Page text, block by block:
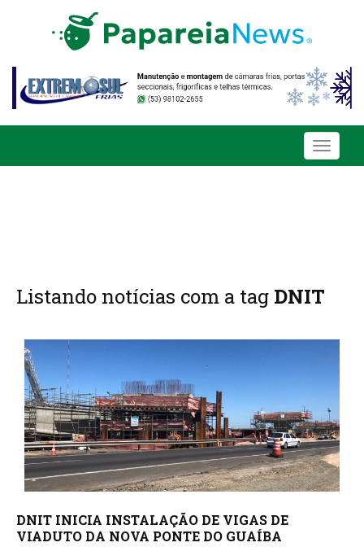
Toggle
Listando notícias com a tag DNIT
DNIT INICIA INSTALAÇÃO DE VIGAS DE
VIADUTO DA NOVA PONTE DO GUAÍBA